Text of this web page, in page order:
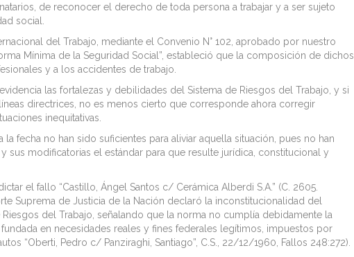
de reconocer el derecho de toda persona a trabajar y a ser sujeto
social.
del Trabajo, mediante el Convenio N° 102, aprobado por nuestro
Mínima de la Seguridad Social”, estableció que la composición de dichos
y a los accidentes de trabajo.
las fortalezas y debilidades del Sistema de Riesgos del Trabajo, y si
directrices, no es menos cierto que corresponde ahora corregir
inequitativas.
la fecha no han sido suficientes para aliviar aquella situación, pues no han
sus modificatorias el estándar para que resulte jurídica, constitucional y
el fallo “Castillo, Ángel Santos c/ Cerámica Alberdi S.A.” (C. 2605.
Suprema de Justicia de la Nación declaró la inconstitucionalidad del
Riesgos del Trabajo, señalando que la norma no cumplía debidamente la
en necesidades reales y fines federales legítimos, impuestos por
“Oberti, Pedro c/ Panziraghi, Santiago”, C.S., 22/12/1960, Fallos 248:272).